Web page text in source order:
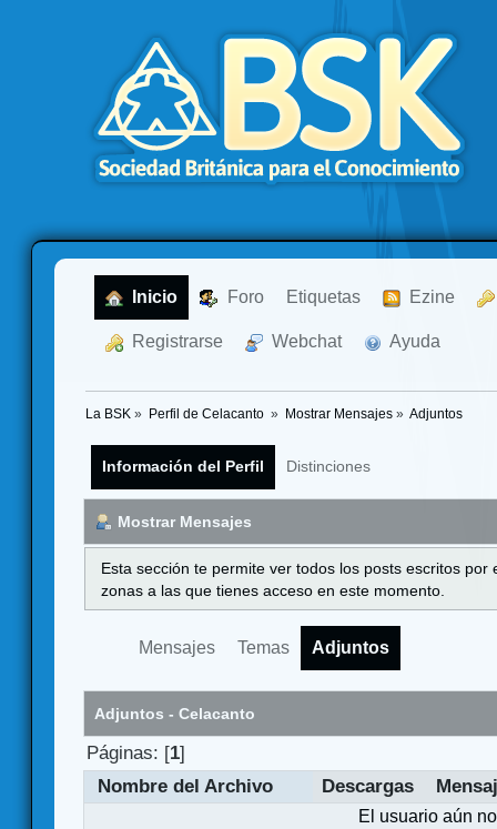
Inicio Foro Etiquetas Ezine
Registrarse Webchat Ayuda
La BSK » Perfil de Celacanto » Mostrar Mensajes» Adjuntos
Información del Perfil Distinciones
Mostrar Mensajes
Esta sección te permite ver todos los posts escritos
zonas a las que tienes acceso en este momento.
Mensajes Temas Adjuntos
Adjuntos - Celacanto
Páginas: [1]
Nombre del Archivo
Descargas
El usuario aún